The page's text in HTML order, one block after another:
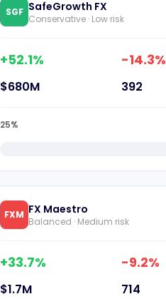
SGF SafeGrowth FX
Conservative · Low risk
+52.1% -14.3%
$680M 392
25%
FXM FX Maestro
Balanced · Medium risk
+33.7% -9.2%
$1.7M 714